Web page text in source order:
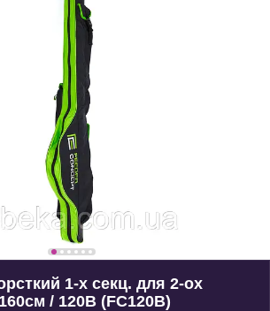
1-х секц. для 2-ох
/ 120B (FC120B)